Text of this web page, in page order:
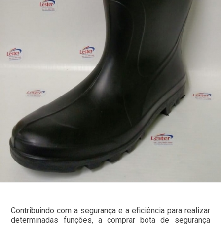
Contribuindo com a segurança e a eficiência para realizar
determinadas funções, a comprar bota de segurança